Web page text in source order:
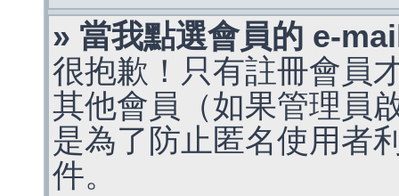
» 當我點選會員的 e-
很抱歉！只有註冊會員
其他會員（如果管理員
是為了防止匿名使用者
件。